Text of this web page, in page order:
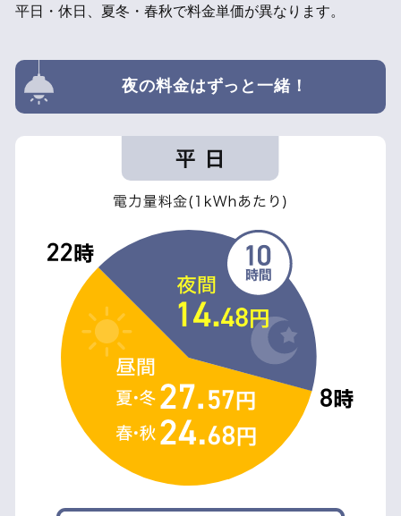
平日・休日、夏冬・春秋で料金単価が異なります。
夜の料金はずっと一緒！